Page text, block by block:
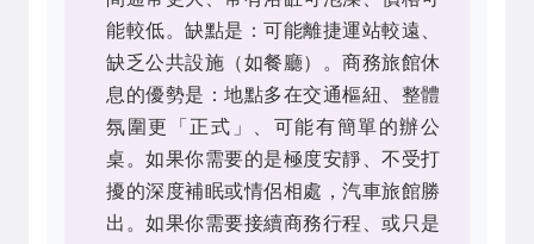
能較低。缺點是：可能離捷運站較遠、
缺乏公共設施（如餐廳）。商務旅館休
息的優勢是：地點多在交通樞紐、整體
氛圍更「正式」、可能有簡單的辦公
桌。如果你需要的是極度安靜、不受打
擾的深度補眠或情侶相處，汽車旅館勝
出。如果你需要接續商務行程、或只是